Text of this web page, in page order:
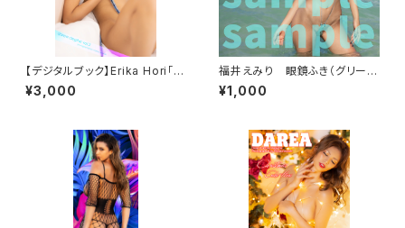
【デジタルブック】Erika Hori「R
OOM」
¥3,000
福井えみり 眼鏡ふき（グリーン
スター）
¥1,000